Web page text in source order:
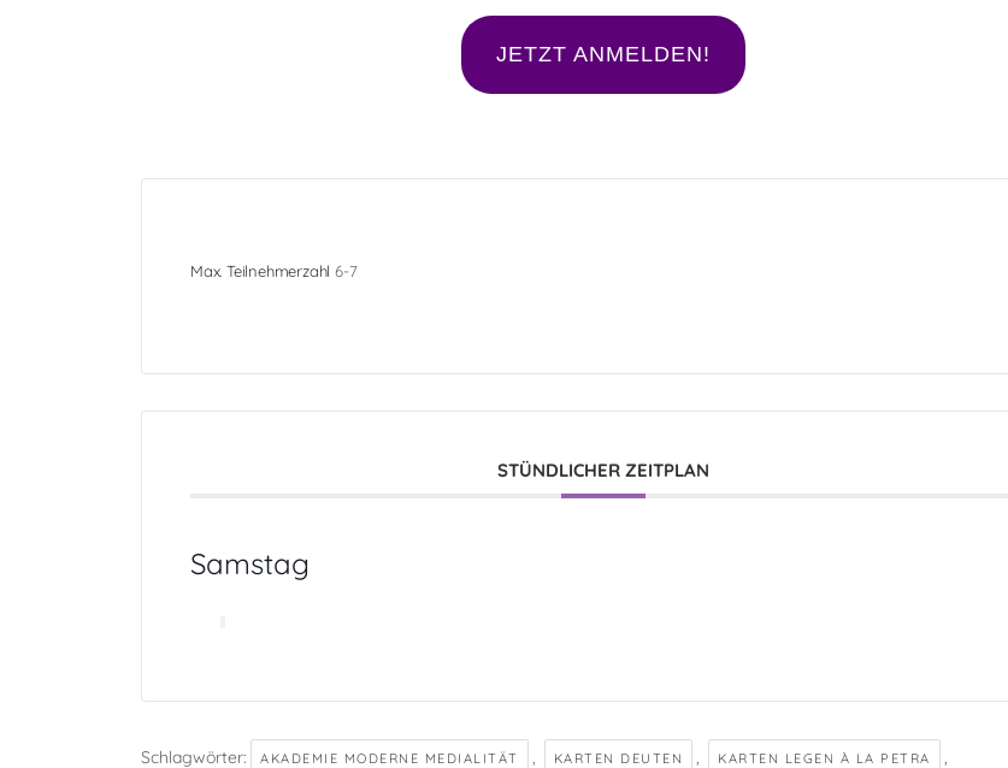
JETZT ANMELDEN!
Max. Teilnehmerzahl 6-7
STÜNDLICHER ZEITPLAN
Samstag
Schlagwörter: AKADEMIE MODERNE MEDIALITÄT , KARTEN DEUTEN , KARTEN LEGEN À LA PETRA ,